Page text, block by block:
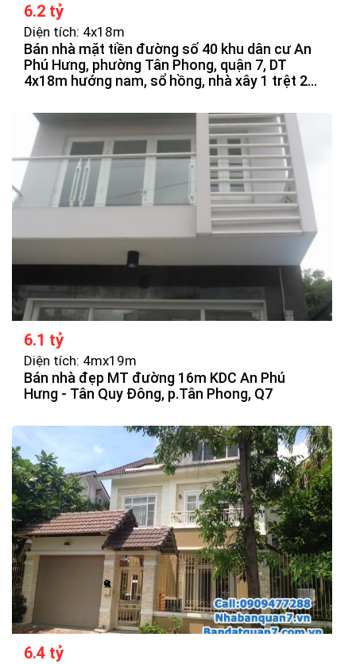
6.2 tỷ
Diện tích: 4x18m
Bán nhà mặt tiền đường số 40 khu dân cư An
Phú Hưng, phường Tân Phong, quận 7, DT
4x18m hướng nam, sổ hồng, nhà xây 1 trệt 2
sông, giá bán 6tỷ2 thương lượng.
6.1 tỷ
Diện tích: 4mx19m
Bán nhà đẹp MT đường 16m KDC An Phú
Hưng - Tân Quy Đông, p.Tân Phong, Q7
6.4 tỷ